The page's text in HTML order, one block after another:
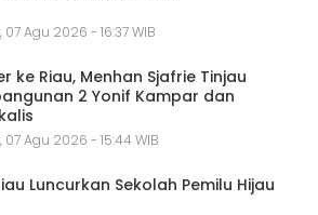
Agu 2026 - 16:37 WIB
ke Riau, Menhan Sjafrie Tinjau
2 Yonif Kampar dan
Agu 2026 - 15:44 WIB
Luncurkan Sekolah Pemilu Hijau